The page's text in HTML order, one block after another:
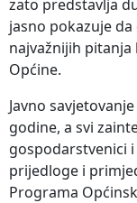
zato predstavlja
jasno pokazuje
najvažnijih pitanja
Općine.
Javno
godine, a svi
gospodarstvenici
prijedloge i
Programa